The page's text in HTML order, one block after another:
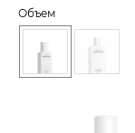
Объем